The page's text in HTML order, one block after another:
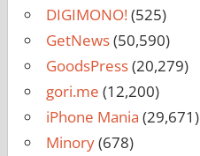
DIGIMONO!(525)
GetNews(50,590)
GoodsPress(20,279)
gori.me (12,200)
iPhone Mania (29,671)
Minory(678)